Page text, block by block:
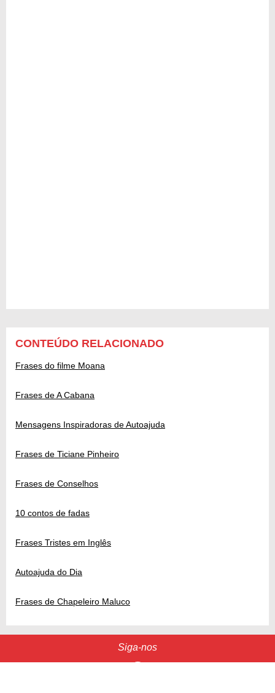
CONTEÚDO RELACIONADO
Frases do filme Moana
Frases de A Cabana
Mensagens Inspiradoras de Autoajuda
Frases de Ticiane Pinheiro
Frases de Conselhos
10 contos de fadas
Frases Tristes em Inglês
Autoajuda do Dia
Frases de Chapeleiro Maluco
Siga-nos